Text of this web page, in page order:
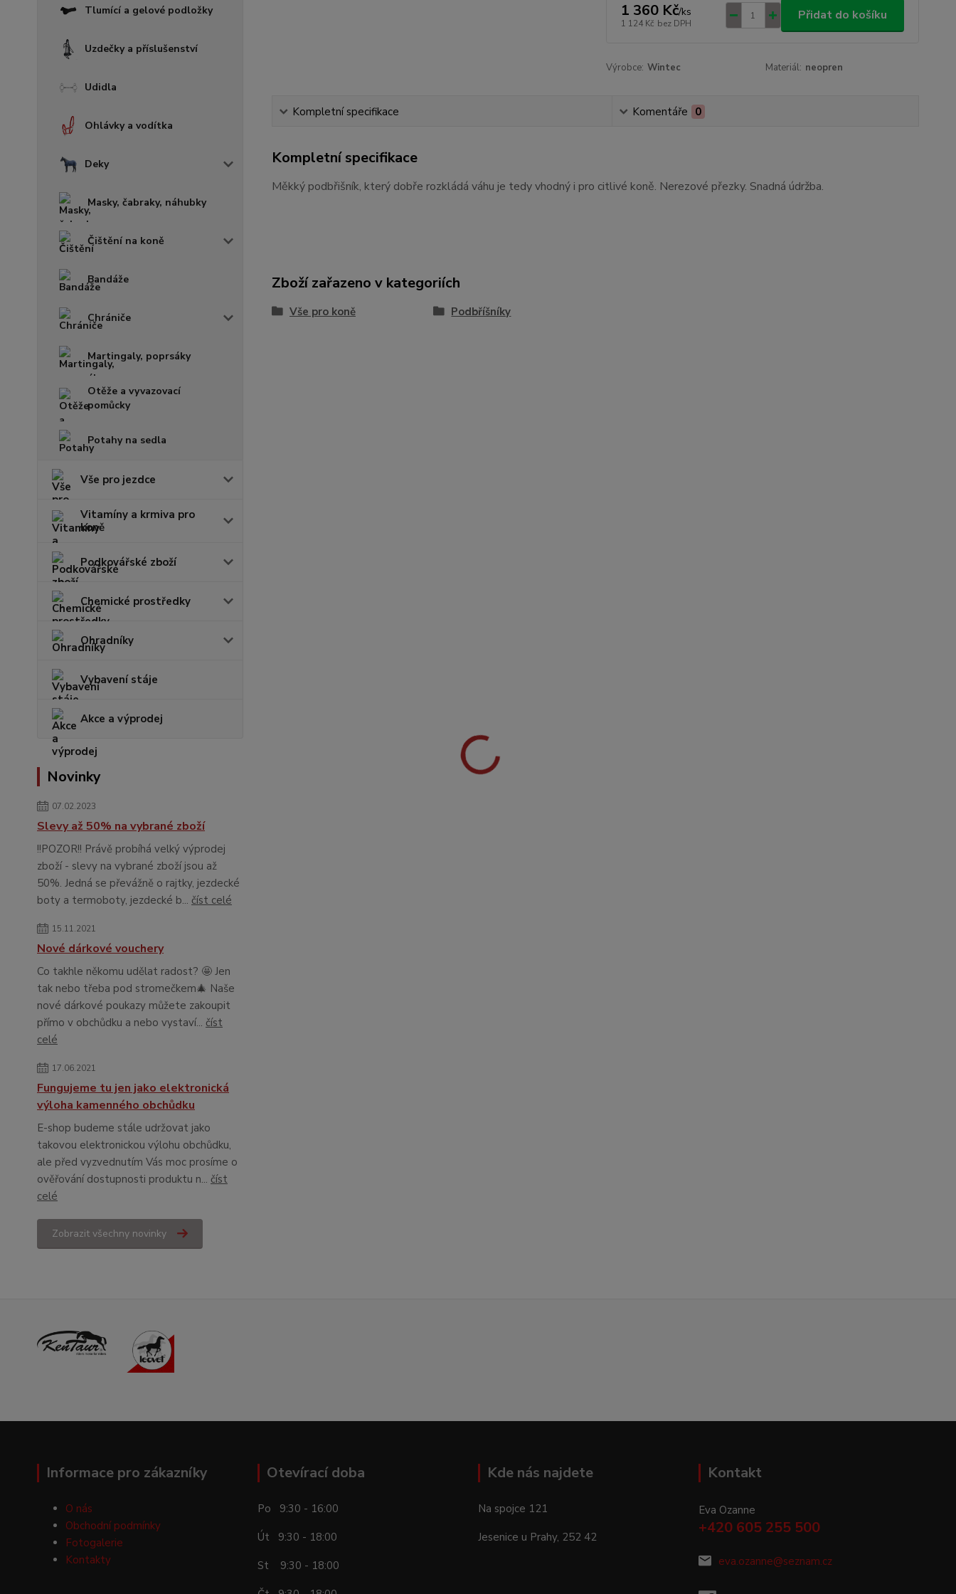
Tlumící a gelové podložky
Uzdečky a příslušenství
Udidla
Ohlávky a vodítka
Deky
Masky, čabraky, náhubky
Čištění na koně
Bandáže
Chrániče
Martingaly, poprsáky
Otěže a vyvazovací
pomůcky
Potahy na sedla
Vše pro jezdce
Vitamíny a krmiva pro
koně
Podkovářské zboží
Chemické prostředky
Ohradníky
Vybavení stáje
Akce a výprodej
Novinky
07.02.2023
Slevy až 50% na vybrané zboží
!!POZOR!! Právě probíhá velký výprodej
zboží - slevy na vybrané zboží jsou až
50%. Jedná se převážně o rajtky, jezdecké
boty a termoboty, jezdecké b... číst celé
15.11.2021
Nové dárkové vouchery
Co takhle někomu udělat radost? 🤩 Jen
tak nebo třeba pod stromečkem🎄 Naše
nové dárkové poukazy můžete zakoupit
přímo v obchůdku a nebo vystaví... číst
celé
17.06.2021
Fungujeme tu jen jako elektronická
výloha kamenného obchůdku
E-shop budeme stále udržovat jako
takovou elektronickou výlohu obchůdku,
ale před vyzvednutím Vás moc prosíme o
ověřování dostupnosti produktu n... číst
celé
Zobrazit všechny novinky
1 360 Kč/ks
1 124 Kč bez DPH
Přidat do košíku
Výrobce: Wintec Materiál: neopren
Kompletní specifikace Komentáře 0
Kompletní specifikace
Měkký podbřišník, který dobře rozkládá váhu je tedy vhodný i pro citlivé koně. Nerezové přezky. Snadná údržba.
Zboží zařazeno v kategoriích
Vše pro koně Podbříšníky
Informace pro zákazníky
O nás
Obchodní podmínky
Fotogalerie
Kontakty
Otevírací doba
Po 9:30 - 16:00
Út 9:30 - 18:00
St 9:30 - 18:00
Kde nás najdete
Na spojce 121
Jesenice u Prahy, 252 42
Kontakt
Eva Ozanne
+420 605 255 500
eva.ozanne@seznam.cz